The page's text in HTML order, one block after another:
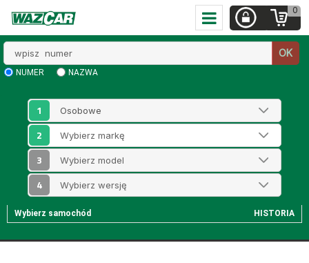
0
numer
OK
NUMER NAZWA
1
2
3
4
Wybierz samochód HISTORIA